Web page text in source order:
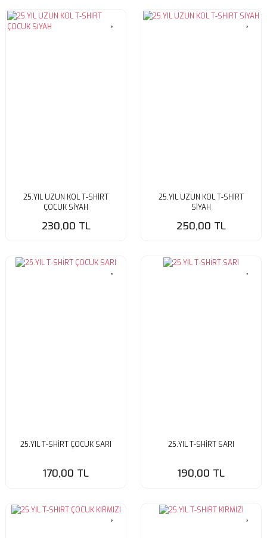
25.YIL UZUN KOL T-SHİRT
ÇOCUK SİYAH
230,00 TL
25.YIL UZUN KOL T-SHİRT
SİYAH
250,00 TL
25.YIL T-SHİRT ÇOCUK SARI
170,00 TL
25.YIL T-SHİRT SARI
190,00 TL